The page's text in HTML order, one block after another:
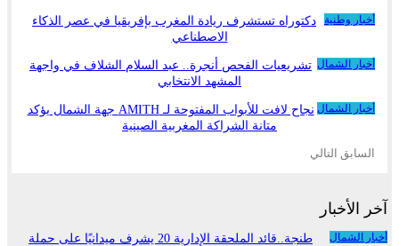
أخبار وطنية
دكتوراه تستشرف ريادة المغرب بإفريقيا في عصر الذكاء
الاصطناعي
أخبار الشمال تشريعيات الفحص أنجرة.. عبد السلام الشلاف في واجهة
المشهد الانتخابي
أخبار الشمال
نجاح لافت للأبواب المفتوحة لـ AMITH جهة الشمال يؤكد
متانة الشراكة المغربية الصينية
السابق التالي
آخر الأخبار
أخبار الشمال
طنجة..قائد الملحقة الإدارية 20 يشرف ميدانيًا على حملة